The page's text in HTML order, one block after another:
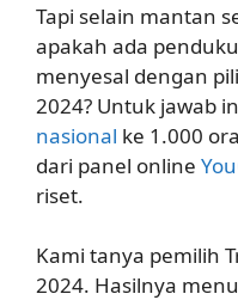
Tapi selain mantan
apakah ada
menyesal dengan
2024? Untuk jawab
nasional ke 1.000
dari panel online
riset.
Kami tanya pemilih
2024. Hasilnya